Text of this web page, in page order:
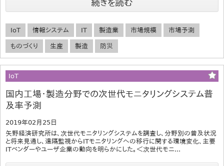
続きを読む
IoT 情報システム IT 製造業 市場規模 市場予測
ものづくり 生産 製造 防災
IoT
国内工場・製造分野での次世代モニタリングシステム普
及率予測
2019年02月25日
矢野経済研究所は、次世代モニタリングシステムを調査し、分野別の普及状況
と将来見通し、遠隔監視からITモニタリングへの移行に関する環境変化、主要
ITベンダーやユーザ企業の動向を明らかにした。＜次世代モニ...